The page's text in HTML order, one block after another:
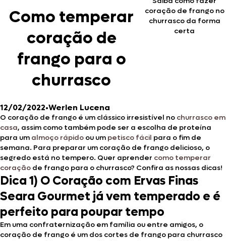
Como temperar
coração de
frango para o
churrasco
coração de frango no
churrasco da forma
certa
12/02/2022•Werlen Lucena
O coração de frango é um clássico irresistível no churrasco em
casa, assim como também pode ser a escolha de proteína
para um almoço rápido ou um petisco fácil para o fim de
semana. Para preparar um coração de frango delicioso, o
segredo está no tempero. Quer aprender como temperar
coração de frango para o churrasco? Confira as nossas dicas!
Dica 1) O Coração com Ervas Finas
Seara Gourmet já vem temperado e é
perfeito para poupar tempo
Em uma confraternização em família ou entre amigos, o
coração de frango é um dos cortes de frango para churrasco